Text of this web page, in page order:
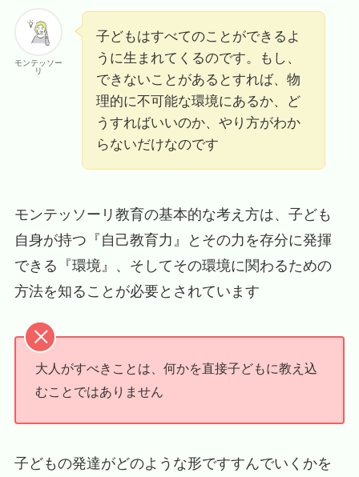
モンテッソー
リ
子どもはすべてのことができるよ
うに生まれてくるのです。もし、
できないことがあるとすれば、物
理的に不可能な環境にあるか、ど
うすればいいのか、やり方がわか
らないだけなのです
モンテッソーリ教育の基本的な考え方は、子ども
自身が持つ『自己教育力』とその力を存分に発揮
できる『環境』、そしてその環境に関わるための
方法を知ることが必要とされています
大人がすべきことは、何かを直接子どもに教え込
むことではありません
子どもの発達がどのような形ですすんでいくかを